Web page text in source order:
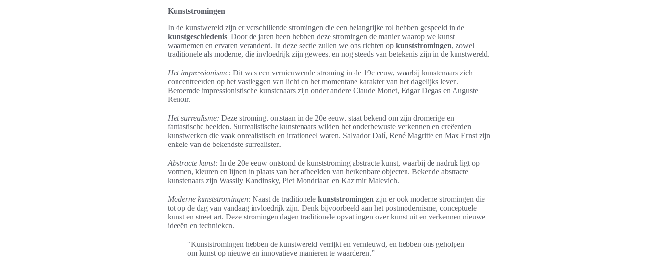
Kunststromingen
In de kunstwereld zijn er verschillende stromingen die een belangrijke rol hebben gespeeld in de
kunstgeschiedenis. Door de jaren heen hebben deze stromingen de manier waarop we kunst
waarnemen en ervaren veranderd. In deze sectie zullen we ons richten op kunststromingen, zowel
traditionele als moderne, die invloedrijk zijn geweest en nog steeds van betekenis zijn in de kunstwereld.
Het impressionisme: Dit was een vernieuwende stroming in de 19e eeuw, waarbij kunstenaars zich
concentreerden op het vastleggen van licht en het momentane karakter van het dagelijks leven.
Beroemde impressionistische kunstenaars zijn onder andere Claude Monet, Edgar Degas en Auguste
Renoir.
Het surrealisme: Deze stroming, ontstaan in de 20e eeuw, staat bekend om zijn dromerige en
fantastische beelden. Surrealistische kunstenaars wilden het onderbewuste verkennen en creëerden
kunstwerken die vaak onrealistisch en irrationeel waren. Salvador Dalí, René Magritte en Max Ernst zijn
enkele van de bekendste surrealisten.
Abstracte kunst: In de 20e eeuw ontstond de kunststroming abstracte kunst, waarbij de nadruk ligt op
vormen, kleuren en lijnen in plaats van het afbeelden van herkenbare objecten. Bekende abstracte
kunstenaars zijn Wassily Kandinsky, Piet Mondriaan en Kazimir Malevich.
Moderne kunststromingen: Naast de traditionele kunststromingen zijn er ook moderne stromingen die
tot op de dag van vandaag invloedrijk zijn. Denk bijvoorbeeld aan het postmodernisme, conceptuele
kunst en street art. Deze stromingen dagen traditionele opvattingen over kunst uit en verkennen nieuwe
ideeën en technieken.
“Kunststromingen hebben de kunstwereld verrijkt en vernieuwd, en hebben ons geholpen
om kunst op nieuwe en innovatieve manieren te waarderen.”